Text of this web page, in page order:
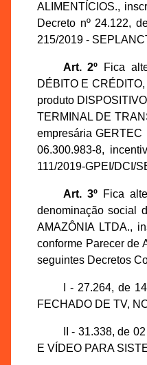
ALIMENTÍCIOS.,
Decreto nº 24.122,
215/2019 -
Art. 2º Fica
DÉBITO E
produto
TERMINAL DE
empresária
06.300.983-8,
111/2019-GPEI/DCI/
Art. 3ºFica
denominação social
AMAZÔNIA LTDA.,
conforme Parecer de
seguintes Decretos
I - 27.264, de
FECHADO DE TV,
II - 31.338, de
E VÍDEO PARA